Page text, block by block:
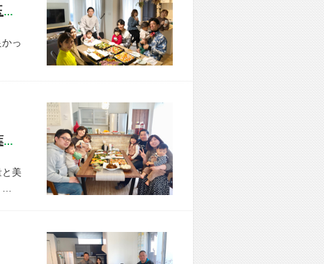
開催しました! 『新築お披露目パーティー』 埼玉県越谷市 S様宅
っ
開催しました! 『新築お披露目パーティー』 千葉県松戸市 S様宅
美